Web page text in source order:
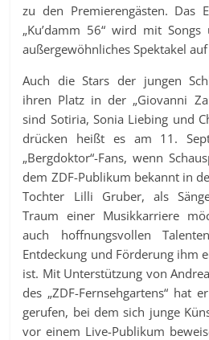
zu den Premierengästen. Das
„Ku’damm 56“ wird mit
außergewöhnliches Spektakel
Auch die Stars der jungen
ihren Platz in der „Giovanni
sind Sotiria, Sonia Liebing und
drücken heißt es am 11.
„Bergdoktor“-Fans, wenn
dem ZDF-Publikum bekannt in
Tochter Lilli Gruber, als
Traum einer Musikkarriere
auch hoffnungsvollen
Entdeckung und Förderung ihm
ist. Mit Unterstützung von
des „ZDF-Fernsehgartens“ hat
gerufen, bei dem sich junge
vor einem Live-Publikum